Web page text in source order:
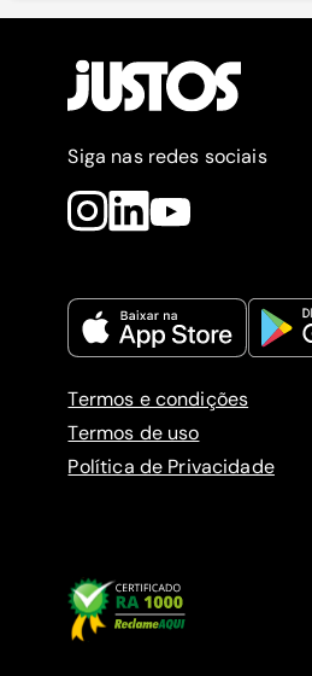
Siga nas redes sociais
Termos e condições
Termos de uso
Política de Privacidade